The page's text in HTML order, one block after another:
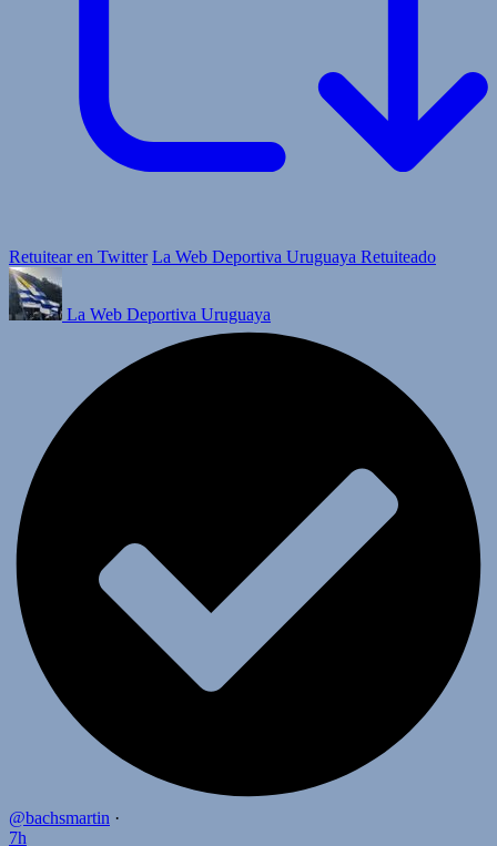
Retuitear en Twitter La Web Deportiva Uruguaya Retuiteado
La Web Deportiva Uruguaya
@bachsmartin ·
7h